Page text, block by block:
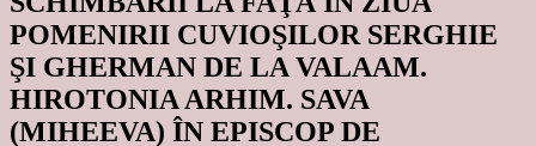
POMENIRII CUVIOŞILOR SERGHIE
ŞI GHERMAN DE LA VALAAM.
HIROTONIA ARHIM. SAVA
(MIHEEVA) ÎN EPISCOP DE